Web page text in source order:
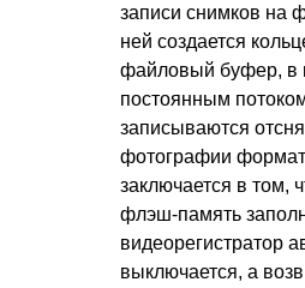
записи снимков на
ней создается
файловый буфер, в
постоянным
записываются
фотографии
заключается в том,
флэш-память
видеорегистратор
выключается, а